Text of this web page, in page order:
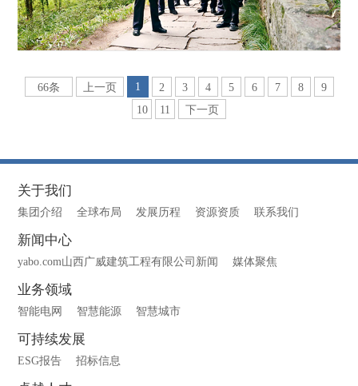
66条 上一页 1 2 3 4 5 6 7 8
9
10
11 下一页
关于我们
集团介绍 全球布局 发展历程 资源资质 联系我们
新闻中心
yabo.com山西广威建筑工程有限公司新闻 媒体聚焦
业务领域
智能电网 智慧能源 智慧城市
可持续发展
ESG报告 招标信息